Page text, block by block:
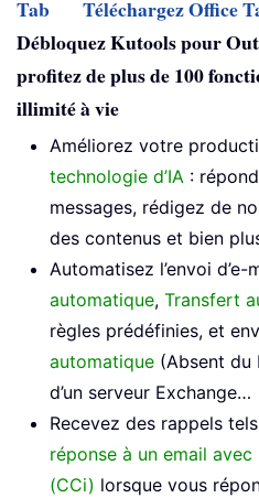
Tab
Téléchargez Office
Débloquez Kutools pour
profitez de plus de 100
illimité à vie
Améliorez votre
technologie d’IA :
messages, rédigez de
des contenus et bien
Automatisez l’envoi d’e-
automatique, Transfert
règles prédéfinies, et
automatique (Absent du
d’un serveur Exchange…
Recevez des rappels
réponse à un email
(CCi) lorsque vous